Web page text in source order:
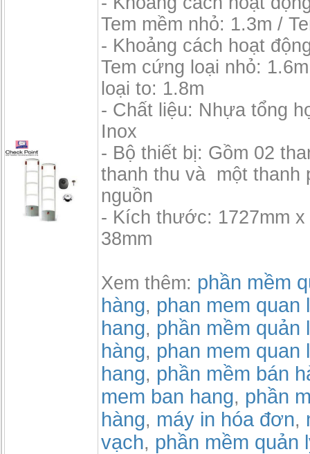
Tem mềm nhỏ: 1.3m /
- Khoảng cách hoạt
Tem cứng loại nhỏ:
loại to: 1.8m
- Chất liệu: Nhựa tổng
Inox
- Bộ thiết bị: Gồm 02
thanh thu và một thanh
nguồn
- Kích thước: 1727mm x
38mm
Xem thêm: phần mềm
hàng, phan mem quan
hang, phần mềm quản
hàng, phan mem quan
hang, phần mềm bán
mem ban hang, phần
hàng, máy in hóa đơn,
vạch, phần mềm quản